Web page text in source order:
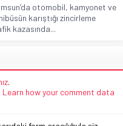
otomobil, kamyonet ve
karıştığı zincirleme
kazasında...
.
Learn how your comment data